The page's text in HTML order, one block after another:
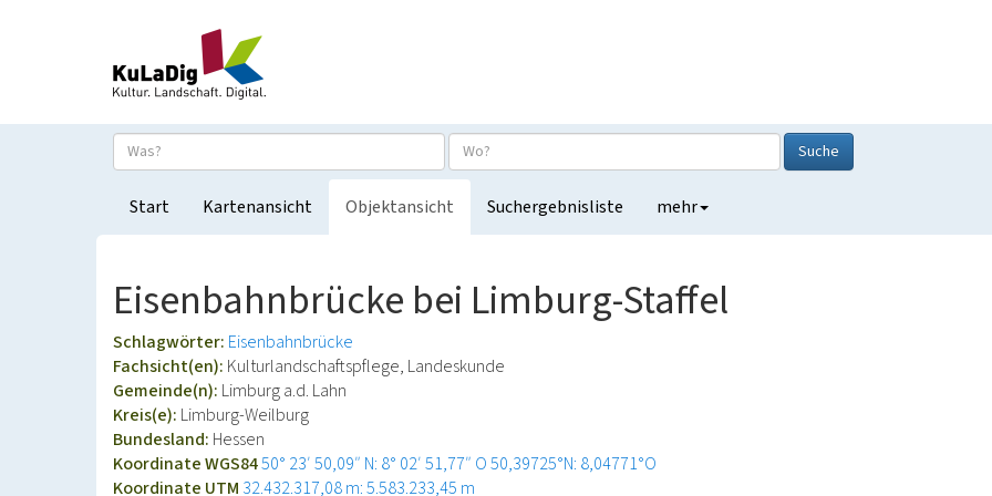
Suche
Start Kartenansicht Objektansicht Suchergebnisliste mehr
Eisenbahnbrücke bei Limburg-Staffel
Schlagwörter: Eisenbahnbrücke
Fachsicht(en): Kulturlandschaftspflege, Landeskunde
Gemeinde(n): Limburg a.d. Lahn
Kreis(e): Limburg-Weilburg
Bundesland: Hessen
Koordinate WGS8450° 23′ 50,09″ N: 8° 02′ 51,77″ O50,39725°N: 8,04771°O
Koordinate UTM 32.432.317,08 m: 5.583.233,45 m